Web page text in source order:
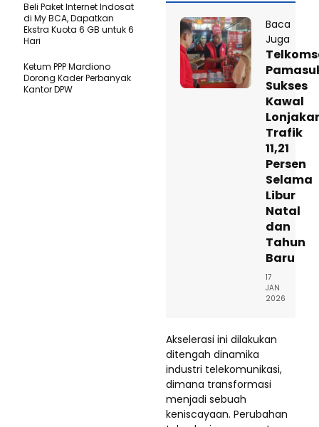
Baca
Juga
Sukses
Kawal
Trafik
11,21
Persen
Selama
Libur
Natal
dan
Tahun
Baru
17
JAN
2026
Akselerasi ini dilakukan
ditengah dinamika
industri telekomunikasi,
dimana transformasi
menjadi sebuah
keniscayaan. Perubahan
Beli Paket Internet Indosat
di My BCA, Dapatkan
Ekstra Kuota 6 GB untuk 6
Hari
Ketum PPP Mardiono
Dorong Kader Perbanyak
Kantor DPW